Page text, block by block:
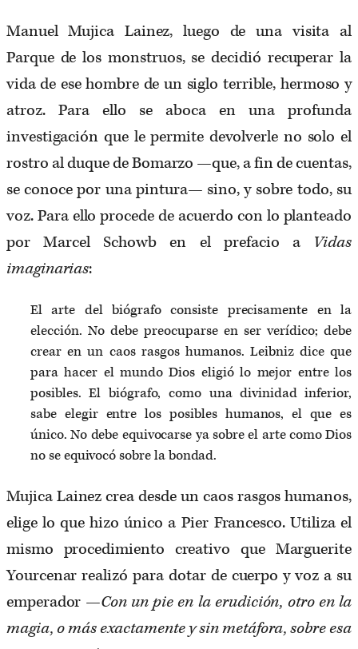
Manuel Mujica Lainez, luego de una visita al
Parque de los monstruos, se decidió recuperar la
vida de ese hombre de un siglo terrible, hermoso y
atroz. Para ello se aboca en una profunda
investigación que le permite devolverle no solo el
rostro al duque de Bomarzo —que, a fin de cuentas,
se conoce por una pintura— sino, y sobre todo, su
voz. Para ello procede de acuerdo con lo planteado
por Marcel Schowb en el prefacio a Vidas
imaginarias:
El arte del biógrafo consiste precisamente en la
elección. No debe preocuparse en ser verídico; debe
crear en un caos rasgos humanos. Leibniz dice que
para hacer el mundo Dios eligió lo mejor entre los
posibles. El biógrafo, como una divinidad inferior,
sabe elegir entre los posibles humanos, el que es
único. No debe equivocarse ya sobre el arte como Dios
no se equivocó sobre la bondad.
Mujica Lainez crea desde un caos rasgos humanos,
elige lo que hizo único a Pier Francesco. Utiliza el
mismo procedimiento creativo que Marguerite
Yourcenar realizó para dotar de cuerpo y voz a su
emperador —Con un pie en la erudición, otro en la
magia, o más exactamente y sin metáfora, sobre esa